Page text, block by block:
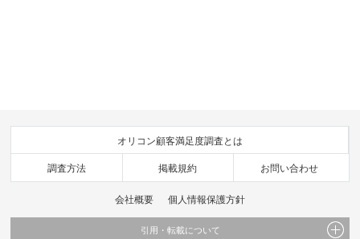
オリコン顧客満足度調査とは
調査方法 掲載規約 お問い合わせ
会社概要 個人情報保護方針
引用・転載について